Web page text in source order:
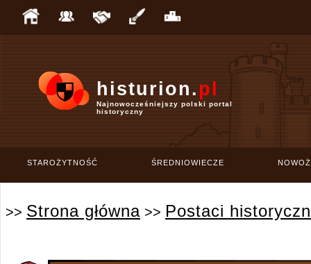
histurion.pl
Najnowocześniejszy polski portal
historyczny
STAROŻYTNOŚĆ ŚREDNIOWIECZE
>> Strona główna >> Postaci